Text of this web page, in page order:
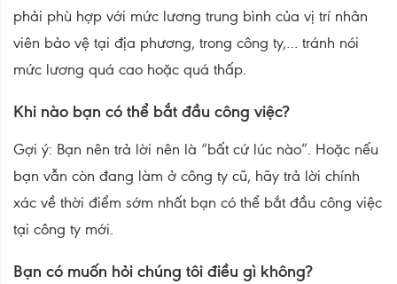
phải phù hợp với mức lương trung bình của vị trí nhân
viên bảo vệ tại địa phương, trong công ty,… tránh nói
mức lương quá cao hoặc quá thấp.
Khi nào bạn có thể bắt đầu công việc?
Gợi ý: Bạn nên trả lời nên là “bất cứ lúc nào”. Hoặc nếu
bạn vẫn còn đang làm ở công ty cũ, hãy trả lời chính
xác về thời điểm sớm nhất bạn có thể bắt đầu công việc
tại công ty mới.
Bạn có muốn hỏi chúng tôi điều gì không?